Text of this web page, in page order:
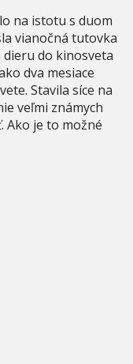
na istotu s duom
vianočná tutovka
do kinosveta
dva mesiace
Stavila síce na
veľmi známych
Ako je to možné